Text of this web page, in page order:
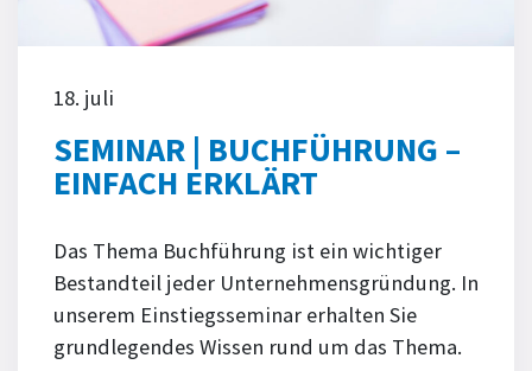
18. juli
SEMINAR | BUCHFÜHRUNG –
EINFACH ERKLÄRT
Das Thema Buchführung ist ein wichtiger
Bestandteil jeder Unternehmensgründung. In
unserem Einstiegsseminar erhalten Sie
grundlegendes Wissen rund um das Thema.